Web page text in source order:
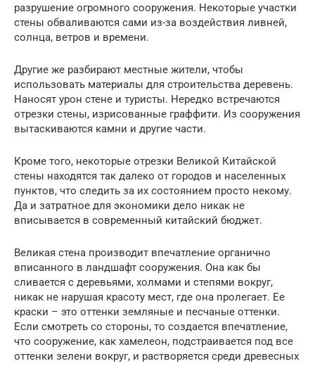
разрушение огромного сооружения. Некоторые участки
стены обваливаются сами из-за воздействия ливней,
солнца, ветров и времени.
Другие же разбирают местные жители, чтобы
использовать материалы для строительства деревень.
Наносят урон стене и туристы. Нередко встречаются
отрезки стены, изрисованные граффити. Из сооружения
вытаскиваются камни и другие части.
Кроме того, некоторые отрезки Великой Китайской
стены находятся так далеко от городов и населенных
пунктов, что следить за их состоянием просто некому.
Да и затратное для экономики дело никак не
вписывается в современный китайский бюджет.
Великая стена производит впечатление органично
вписанного в ландшафт сооружения. Она как бы
сливается с деревьями, холмами и степями вокруг,
никак не нарушая красоту мест, где она пролегает. Ее
краски – это оттенки земляные и песчаные оттенки.
Если смотреть со стороны, то создается впечатление,
что сооружение, как хамелеон, подстраивается под все
оттенки зелени вокруг, и растворяется среди древесных